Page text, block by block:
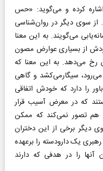
کرده و می‌گوید: «حس
از سوی دیگر در روان‌شناسی
می‌گویند. به این معنا
از بسیاری عوارض مصون
رخ می‌دهد. به این معنا که
سیگارمی‌کشد و گاهی
را دارد که خودش اتفاقی
که در معرض آسیب قرار
هم تصور نمی‌کند که ممکن
دیگر برخی از این دختران
رهبری یک دارودسته را برعهده
آنها را در هدفی که دارند